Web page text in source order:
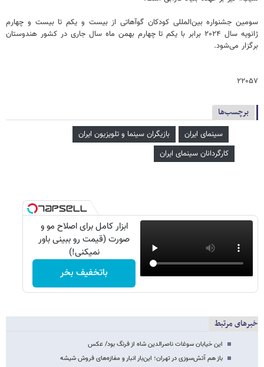
سومین جشنواره بین‌المللی کودکان گوآهاتی از بیست و یکم تا بیست و چهارم
ژانویه سال ۲۰۲۴ برابر با یکم تا چهارم بهمن ماه سال جاری در کشور هندوستان
برگزار می‌شود.
۲۲۰۵۷
برچسب‌ها
سینمای ایران
بازیگران سینما و تلویزیون ایران
کارگردانان سینمای ایران
ابزار کامل برای اصلاح مو و
صورت (قیمت رو ببینی باور
نمیکنی!)
باتخفیف بخر
خبرهای مرتبط
این خیابان سوغات ناصرالدین شاه از فرنگ بود/ عکس
باز هم آتش‌سوزی در تهران؛ این‌بار انبار و مغازه‌های فروش شیشه